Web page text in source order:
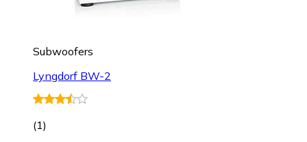
Subwoofers
Lyngdorf BW-2
(1)